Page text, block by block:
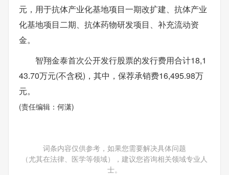
元，用于抗体产业化基地项目一期改扩建、抗体产业
化基地项目二期、抗体药物研发项目、补充流动资
金。
智翔金泰首次公开发行股票的发行费用合计18,1
43.70万元(不含税)，其中，保荐承销费16,495.98万
元。
(责任编辑：何潇)
词条内容仅供参考，如果您需要解决具体问题
（尤其在法律、医学等领域），建议您咨询相关领域专业人
士。